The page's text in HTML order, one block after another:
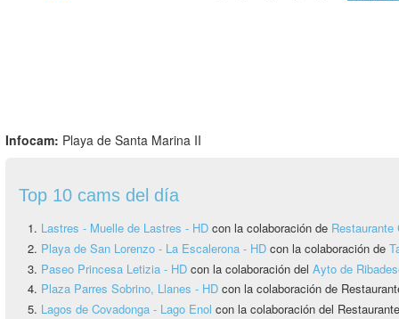
Infocam: Playa de Santa Marina II
Top 10 cams del día
Lastres - Muelle de Lastres - HD con la colaboración de
Playa de San Lorenzo - La Escalerona - HD con la colaboración de
Paseo Princesa Letizia - HD con la colaboración del Ayto de
Plaza Parres Sobrino, Llanes - HD con la colaboración de
Lagos de Covadonga - Lago Enol con la colaboración del